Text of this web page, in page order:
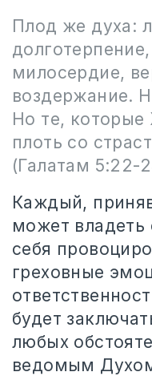
Плод же духа:
милосердие,
воздержание.
Но те, которые
плоть со
(Галатам 5:22-
Каждый,
может владеть
себя
греховные
будет
любых
ведомым